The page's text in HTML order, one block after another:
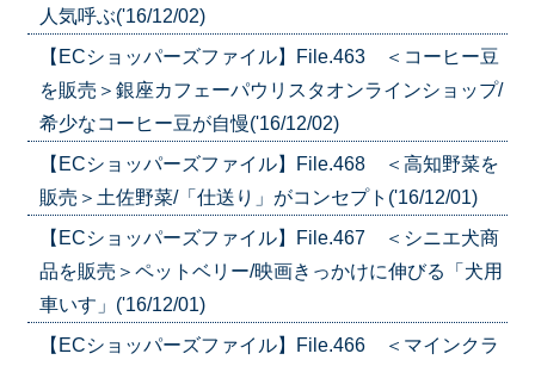
人気呼ぶ('16/12/02)
【ECショッパーズファイル】File.463 ＜コーヒー豆
を販売＞銀座カフェーパウリスタオンラインショップ/
希少なコーヒー豆が自慢('16/12/02)
【ECショッパーズファイル】File.468 ＜高知野菜を
販売＞土佐野菜/「仕送り」がコンセプト('16/12/01)
【ECショッパーズファイル】File.467 ＜シニエ犬商
品を販売＞ペットベリー/映画きっかけに伸びる「犬用
車いす」('16/12/01)
【ECショッパーズファイル】File.466 ＜マインクラ